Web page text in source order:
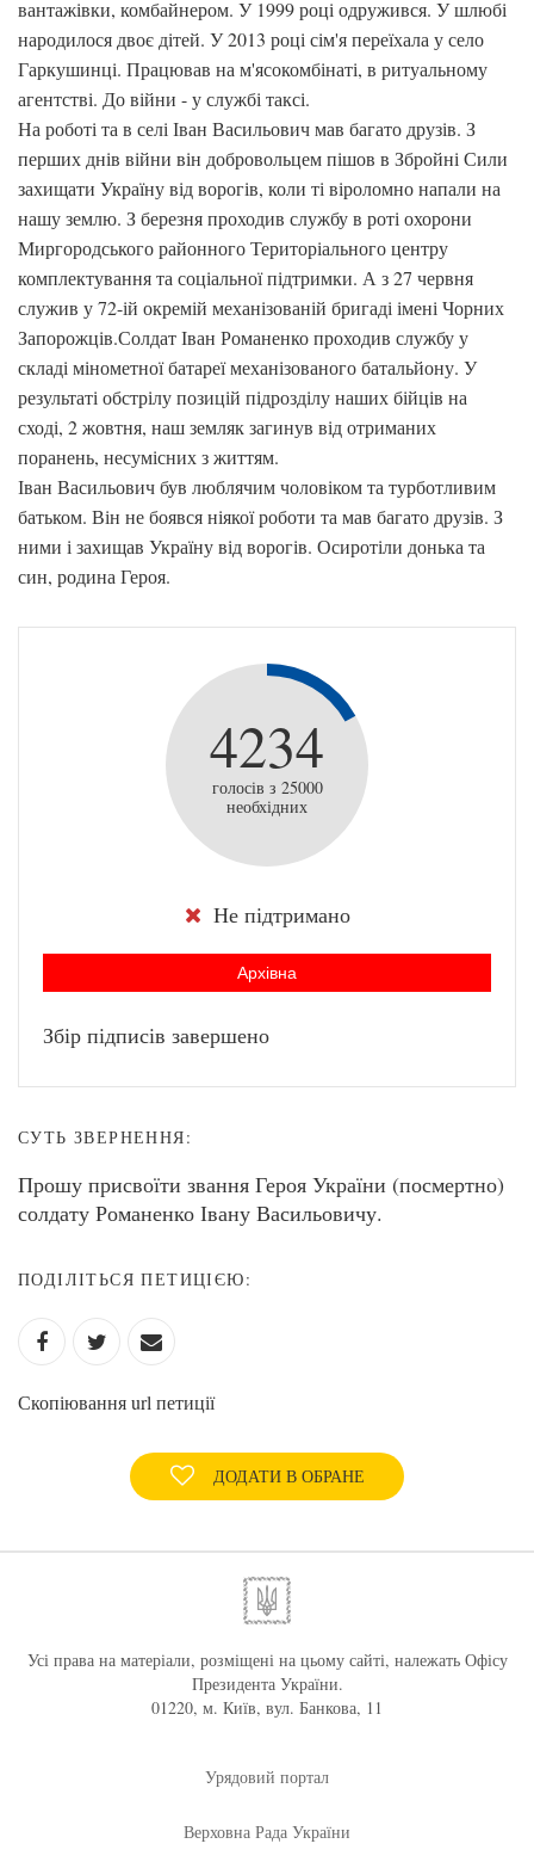
вантажівки, комбайнером. У 1999 році одружився. У шлюбі
народилося двоє дітей. У 2013 році сім'я переїхала у село
Гаркушинці. Працював на м'ясокомбінаті, в ритуальному
агентстві. До війни - у службі таксі.
На роботі та в селі Іван Васильович мав багато друзів. З
перших днів війни він добровольцем пішов в Збройні Сили
захищати Україну від ворогів, коли ті віроломно напали на
нашу землю. З березня проходив службу в роті охорони
Миргородського районного Територіального центру
комплектування та соціальної підтримки. А з 27 червня
служив у 72-ій окремій механізованій бригаді імені Чорних
Запорожців.Солдат Іван Романенко проходив службу у
складі мінометної батареї механізованого батальйону. У
результаті обстрілу позицій підрозділу наших бійців на
сході, 2 жовтня, наш земляк загинув від отриманих
поранень, несумісних з життям.
Іван Васильович був люблячим чоловіком та турботливим
батьком. Він не боявся ніякої роботи та мав багато друзів. З
ними і захищав Україну від ворогів. Осиротіли донька та
син, родина Героя.
4234
голосів з 25000
необхідних
Не підтримано
Архівна
Збір підписів завершено
СУТЬ ЗВЕРНЕННЯ:
Прошу присвоїти звання Героя України (посмертно)
солдату Романенко Івану Васильовичу.
ПОДІЛІТЬСЯ ПЕТИЦІЄЮ:
Скопіювання url петиції
ДОДАТИ В ОБРАНЕ
Усі права на матеріали, розміщені на цьому сайті, належать Офісу
Президента України.
01220, м. Київ, вул. Банкова, 11
Урядовий портал
Верховна Рада України